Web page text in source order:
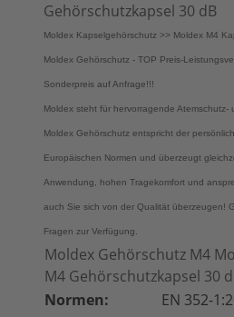
Gehörschutzkapsel 30 dB
Moldex Kapselgehörschutz >> Moldex M4
Moldex Gehörschutz - TOP Preis-
Sonderpreis auf Anfrage!!!
Moldex steht für hervorragende Atemschutz-
Moldex Gehörschutz entspricht der
Europäischen Normen und überzeugt
Anwendung, hohen Tragekomfort und
auch Sie sich von der Qualität überzeugen!
Fragen zur Verfügung.
Moldex Gehörschutz M4
M4 Gehörschutzkapsel 30
Normen:
EN 352-